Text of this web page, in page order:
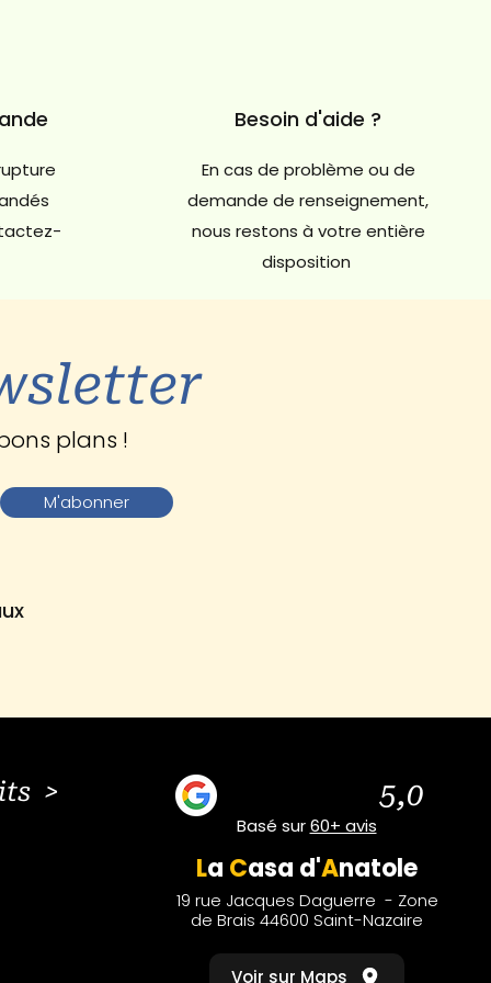
Besoin d'aide ?
En cas de problème ou de
demande de renseignement,
nous restons à votre entière
disposition
plans !
M'abonner
> 5,0
Basé sur60+ avis
La Casa d'Anatole
19 rue Jacques Daguerre - Zone
de Brais 44600 Saint-Nazaire
Voir sur Maps